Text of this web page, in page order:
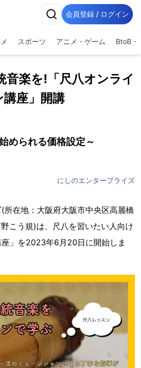
会員登録 / ログイン
スポーツ アニメ・ゲーム BtoB・
音楽を!「尺八オンライ
講座」開講
められる価格設定～
にしのエンタープライズ
所在地：大阪府大阪市中央区高麗橋
こう規)は、尺八を習いたい人向け
」を2023年6月20日に開始しま